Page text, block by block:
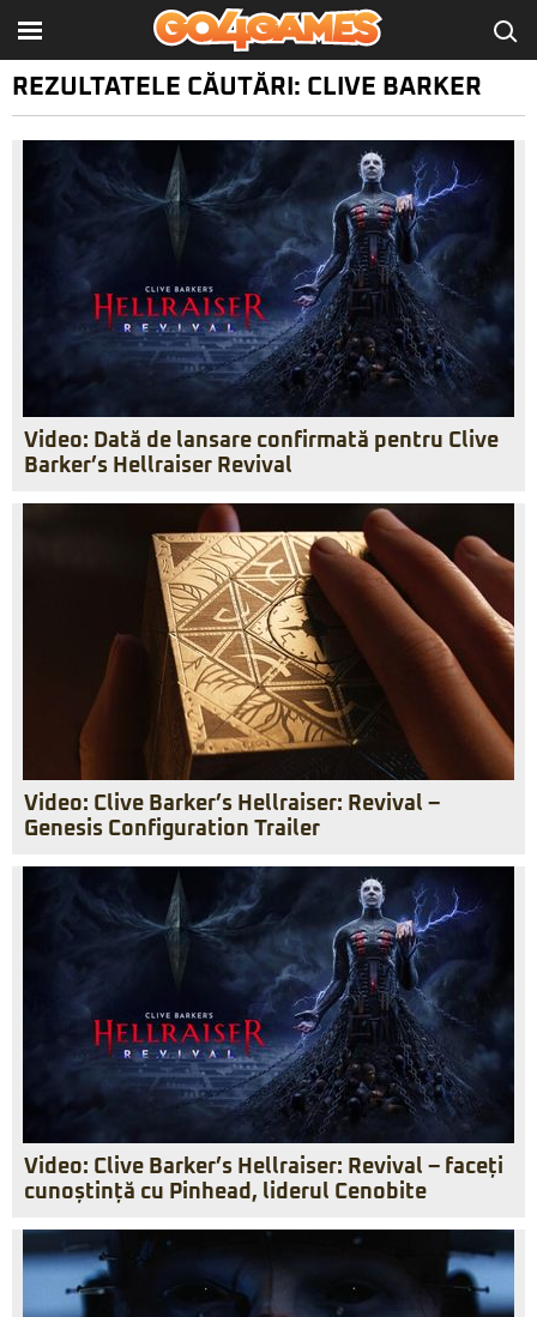
REZULTATELE CĂUTĂRI: CLIVE BARKER
Video: Dată de lansare confirmată pentru Clive
Barker’s Hellraiser Revival
Video: Clive Barker’s Hellraiser: Revival –
Genesis Configuration Trailer
Video: Clive Barker’s Hellraiser: Revival – faceți
cunoștință cu Pinhead, liderul Cenobite